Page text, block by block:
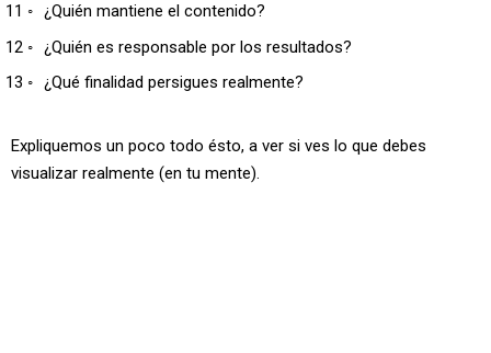
¿Quién mantiene el contenido?
¿Quién es responsable por los resultados?
¿Qué finalidad persigues realmente?
Expliquemos un poco todo ésto, a ver si ves lo que debes
visualizar realmente (en tu mente).